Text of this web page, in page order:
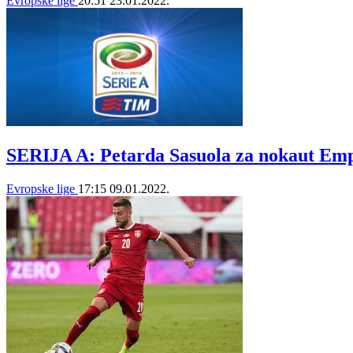
SERIJA A: Petarda Sasuola za nokaut
Evropske lige 17:15 09.01.2022.